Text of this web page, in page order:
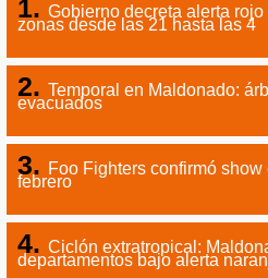
Gobierno decreta alerta
zonas desde las 21 hasta las 4
Temporal en Maldonado:
evacuados
Foo Fighters confirmó
febrero
Ciclón extratropical:
departamentos bajo alerta